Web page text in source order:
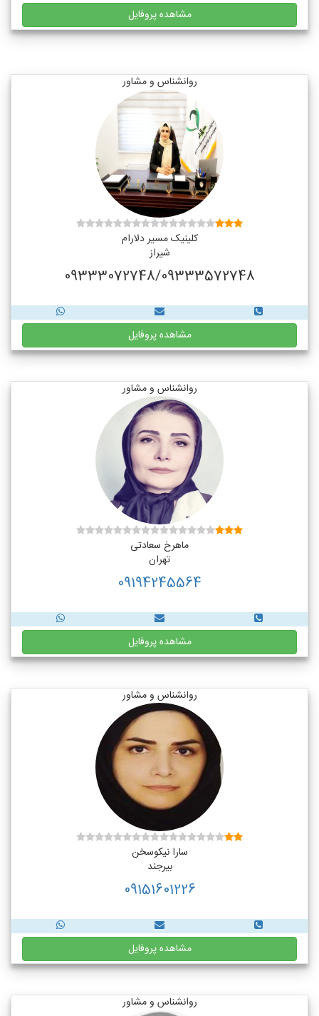
مشاهده پروفایل
روانشناس و مشاور
کلینیک مسیر دلارام
شیراز
09333072748/09333572748
مشاهده پروفایل
روانشناس و مشاور
ماهرخ سعادتی
تهران
09194245564
مشاهده پروفایل
روانشناس و مشاور
سارا نیکوسخن
بیرجند
09151601226
مشاهده پروفایل
روانشناس و مشاور